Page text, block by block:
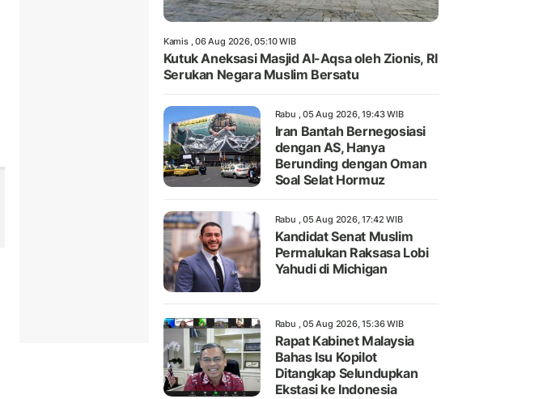
Kamis , 06 Aug 2026, 05:10 WIB
Kutuk Aneksasi Masjid Al-Aqsa oleh Zionis, RI
Serukan Negara Muslim Bersatu
Rabu , 05 Aug 2026, 19:43 WIB
Iran Bantah Bernegosiasi
dengan AS, Hanya
Berunding dengan Oman
Soal Selat Hormuz
Rabu , 05 Aug 2026, 17:42 WIB
Kandidat Senat Muslim
Permalukan Raksasa Lobi
Yahudi di Michigan
Rabu , 05 Aug 2026, 15:36 WIB
Rapat Kabinet Malaysia
Bahas Isu Kopilot
Ditangkap Selundupkan
Ekstasi ke Indonesia